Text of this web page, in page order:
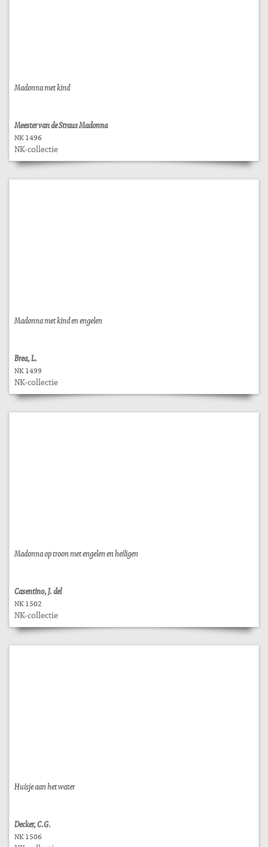
Madonna met kind
Meester van de Straus Madonna
NK 1496
NK-collectie
Madonna met kind en engelen
Brea, L.
NK 1499
NK-collectie
Madonna op troon met engelen en heiligen
Casentino, J. del
NK 1502
NK-collectie
Huisje aan het water
Decker, C.G.
NK 1506